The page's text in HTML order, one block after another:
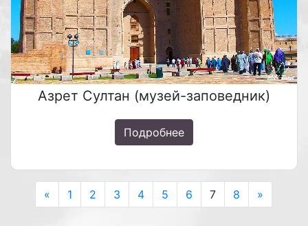
Азрет Султан (музей-заповедник)
Подробнее
« Previous
1 2 3 4 5 6 7 8 »